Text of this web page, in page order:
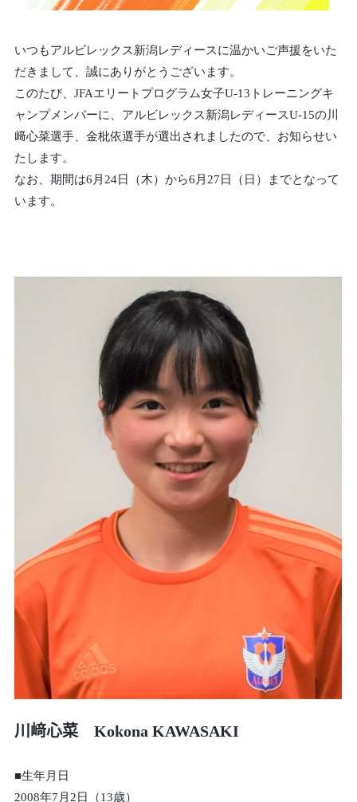
いつもアルビレックス新潟レディースに温かいご声援をいた
だきまして、誠にありがとうございます。
このたび、JFAエリートプログラム女子U-13トレーニングキ
ャンプメンバーに、アルビレックス新潟レディースU-15の川
﨑心菜選手、金枇依選手が選出されましたので、お知らせい
たします。
なお、期間は6月24日（木）から6月27日（日）までとなって
います。
川﨑心菜 Kokona KAWASAKI
■生年月日
2008年7月2日（13歳）